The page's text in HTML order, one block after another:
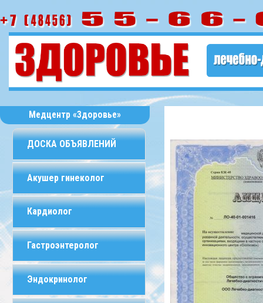
Медцентр «Здоровье»
ДОСКА ОБЪЯВЛЕНИЙ
Акушер гинеколог
Кардиолог
Гастроэнтеролог
Эндокринолог